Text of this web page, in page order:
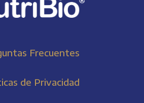
Frecuentes
de Privacidad